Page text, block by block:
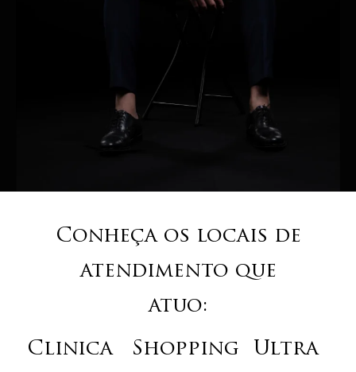
Conheça os locais de
atendimento que
atuo:
Clinica
Shopping
Ultra